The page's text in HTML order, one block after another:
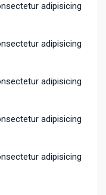
adipisicing
adipisicing
adipisicing
adipisicing
adipisicing